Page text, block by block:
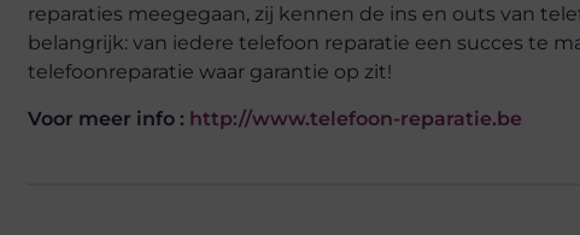
reparaties meegegaan, zij kennen de ins en outs van
belangrijk: van iedere telefoon reparatie een succes te
telefoonreparatie waar garantie op zit!
Voor meer info : http://www.telefoon-reparatie.be